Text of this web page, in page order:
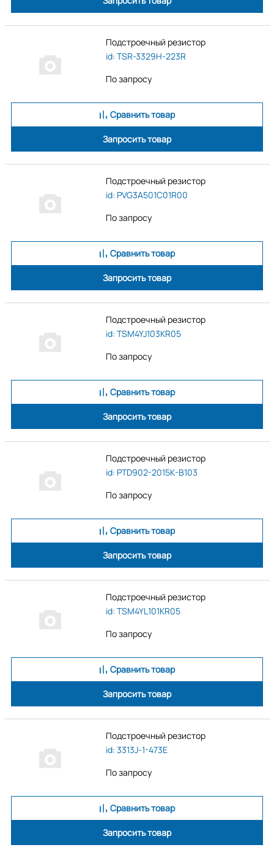
Подстроечный резистор
id: TSR-3329H-223R
По запросу
Сравнить товар
Запросить товар
Подстроечный резистор
id: PVG3A501C01R00
По запросу
Сравнить товар
Запросить товар
Подстроечный резистор
id: TSM4YJ103KR05
По запросу
Сравнить товар
Запросить товар
Подстроечный резистор
id: PTD902-2015K-B103
По запросу
Сравнить товар
Запросить товар
Подстроечный резистор
id: TSM4YL101KR05
По запросу
Сравнить товар
Запросить товар
Подстроечный резистор
id: 3313J-1-473E
По запросу
Сравнить товар
Запросить товар